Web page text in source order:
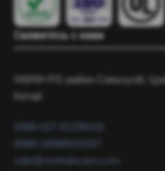
Свяжитесь с нами
HW49+FG район Синьхуэй,
Китай
sale@renhotecpro.com